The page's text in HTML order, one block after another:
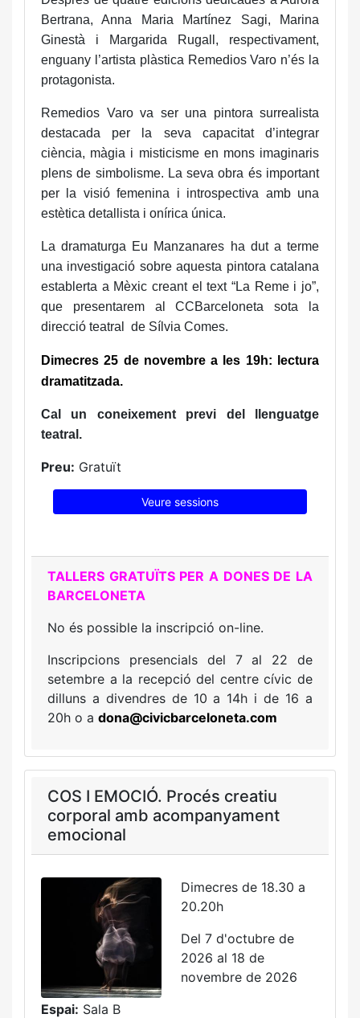
Bertrana, Anna Maria Martínez Sagi, Marina
Ginestà i Margarida Rugall, respectivament,
enguany l’artista plàstica Remedios Varo n’és la
protagonista.
Remedios Varo va ser una pintora surrealista
destacada per la seva capacitat d’integrar
ciència, màgia i misticisme en mons imaginaris
plens de simbolisme. La seva obra és important
per la visió femenina i introspectiva amb una
estètica detallista i onírica única.
La dramaturga Eu Manzanares ha dut a terme
una investigació sobre aquesta pintora catalana
establerta a Mèxic creant el text “La Reme i jo”,
que presentarem al CCBarceloneta sota la
direcció teatral
de Sílvia Comes.
Dimecres 25 de novembre a les 19h: lectura
dramatitzada.
Cal un coneixement previ del llenguatge
teatral.
Preu: Gratuït
Veure sessions
TALLERS GRATUÏTS PER A DONES DE LA
BARCELONETA
No és possible la inscripció on-line.
Inscripcions presencials del 7 al 22 de
setembre a la recepció del centre cívic de
dilluns a divendres de 10 a 14h i de 16 a
20h o a dona@civicbarceloneta.com
COS I EMOCIÓ. Procés creatiu
corporal amb acompanyament
emocional
Dimecres de 18.30 a
20.20h
Del 7 d'octubre de
2026 al 18 de
novembre de 2026
Espai: Sala B